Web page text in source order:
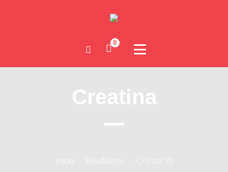
0
Creatina
Inicio Productos